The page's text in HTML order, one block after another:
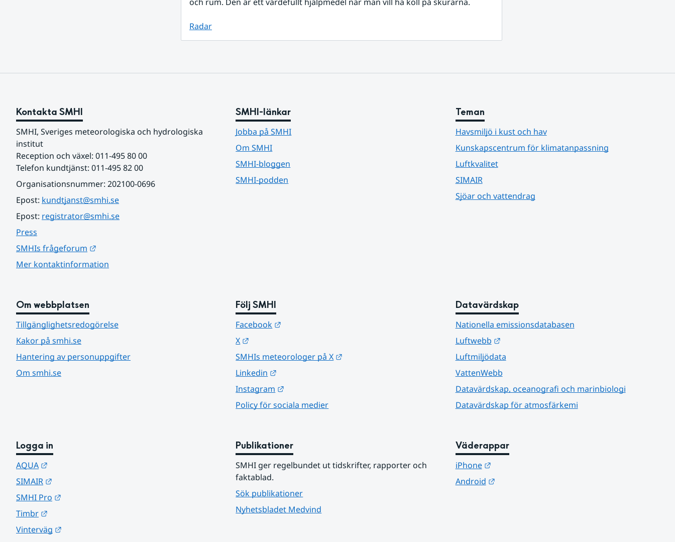
Radar
Kontakta SMHI
SMHI, Sveriges meteorologiska och hydrologiska
institut
Reception och växel: 011-495 80 00
Telefon kundtjänst: 011-495 82 00
Organisationsnummer: 202100-0696
Epost: kundtjanst@smhi.se
Epost: registrator@smhi.se
Press
SMHIs frågeforum
Mer kontaktinformation
SMHI-länkar
Jobba på SMHI
Om SMHI
SMHI-bloggen
SMHI-podden
Teman
Havsmiljö i kust och hav
Kunskapscentrum för klimatanpassning
Luftkvalitet
SIMAIR
Sjöar och vattendrag
Om webbplatsen
Tillgänglighetsredogörelse
Kakor på smhi.se
Hantering av personuppgifter
Om smhi.se
Följ SMHI
Facebook
X
SMHIs meteorologer på X
Linkedin
Instagram
Policy för sociala medier
Datavärdskap
Nationella emissionsdatabasen
Luftwebb
Länk till annan webbplats.
Luftmiljödata
VattenWebb
Datavärdskap, oceanografi och marinbiologi
Datavärdskap för atmosfärkemi
Logga in
AQUA
SIMAIR
SMHI Pro
Timbr
Vinterväg
Publikationer
SMHI ger regelbundet ut tidskrifter, rapporter och
faktablad.
Sök publikationer
Nyhetsbladet Medvind
Väderappar
iPhone
Länk till annan webbplats.
Android
Länk till annan webbplats.